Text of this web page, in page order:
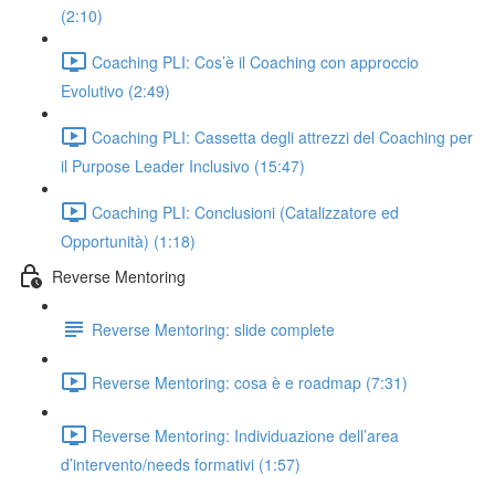
(2:10)
Coaching PLI: Cos’è il Coaching con approccio
Evolutivo (2:49)
Coaching PLI: Cassetta degli attrezzi del Coaching per
il Purpose Leader Inclusivo (15:47)
Coaching PLI: Conclusioni (Catalizzatore ed
Opportunità) (1:18)
Reverse Mentoring
Reverse Mentoring: slide complete
Reverse Mentoring: cosa è e roadmap (7:31)
Reverse Mentoring: Individuazione dell’area
d’intervento/needs formativi (1:57)